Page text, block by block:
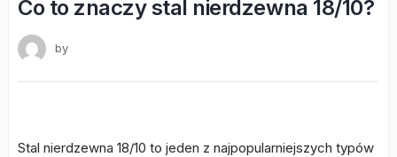
Co to znaczy stal nierdzewna 18/10?
by
Stal nierdzewna 18/10 to jeden z najpopularniejszych typów